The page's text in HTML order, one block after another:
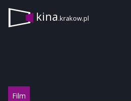
kina.krakow.pl
Film